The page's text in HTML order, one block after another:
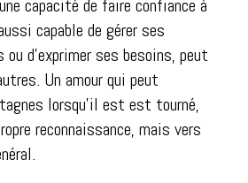
capacité de faire confiance à
capable de gérer ses
ou d’exprimer ses besoins, peut
Un amour qui peut
lorsqu’il est est tourné,
reconnaissance, mais vers